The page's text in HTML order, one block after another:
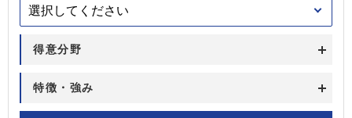
得意分野
特徴・強み